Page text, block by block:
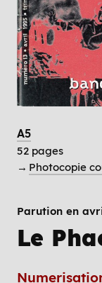
A5
52 pages
→ Photocopie
Parution en
Le